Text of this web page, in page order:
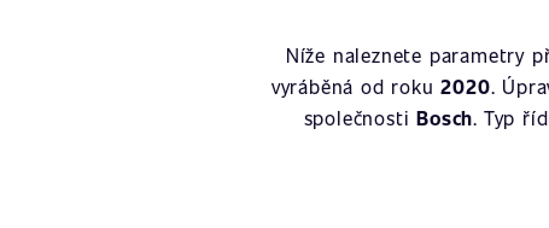
Níže naleznete parametry
vyráběná od roku2020.
společnostiBosch. Typ